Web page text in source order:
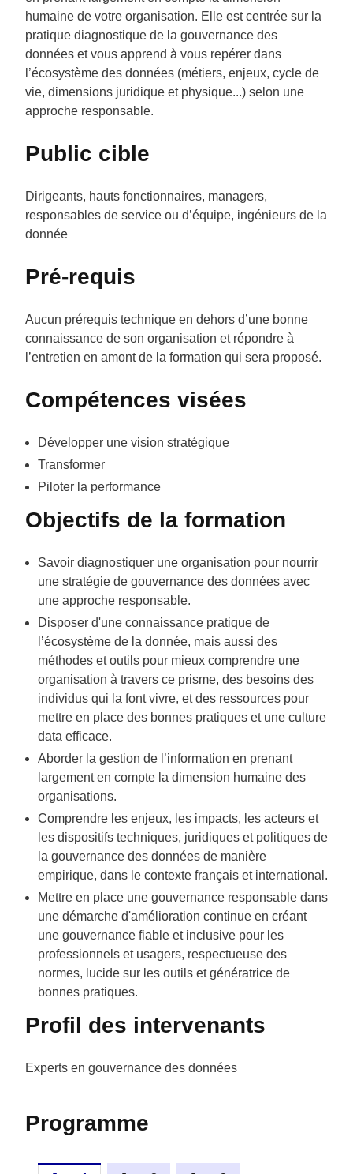
humaine de votre organisation. Elle est centrée sur la
pratique diagnostique de la gouvernance des
données et vous apprend à vous repérer dans
l’écosystème des données (métiers, enjeux, cycle de
vie, dimensions juridique et physique...) selon une
approche responsable.
Public cible
Dirigeants, hauts fonctionnaires, managers,
responsables de service ou d’équipe, ingénieurs de la
donnée
Pré-requis
Aucun prérequis technique en dehors d’une bonne
connaissance de son organisation et répondre à
l’entretien en amont de la formation qui sera proposé.
Compétences visées
Développer une vision stratégique
Transformer
Piloter la performance
Objectifs de la formation
Savoir diagnostiquer une organisation pour nourrir
une stratégie de gouvernance des données avec
une approche responsable.
Disposer d'une connaissance pratique de
l’écosystème de la donnée, mais aussi des
méthodes et outils pour mieux comprendre une
organisation à travers ce prisme, des besoins des
individus qui la font vivre, et des ressources pour
mettre en place des bonnes pratiques et une culture
data efficace.
Aborder la gestion de l’information en prenant
largement en compte la dimension humaine des
organisations.
Comprendre les enjeux, les impacts, les acteurs et
les dispositifs techniques, juridiques et politiques de
la gouvernance des données de manière
empirique, dans le contexte français et international.
Mettre en place une gouvernance responsable dans
une démarche d'amélioration continue en créant
une gouvernance fiable et inclusive pour les
professionnels et usagers, respectueuse des
normes, lucide sur les outils et génératrice de
bonnes pratiques.
Profil des intervenants
Experts en gouvernance des données
Programme